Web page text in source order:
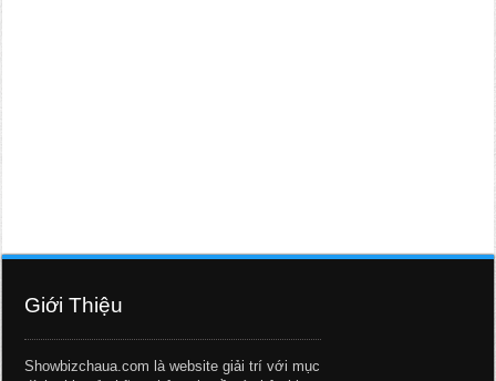
Giới Thiệu
Showbizchaua.com là website giải trí với mục